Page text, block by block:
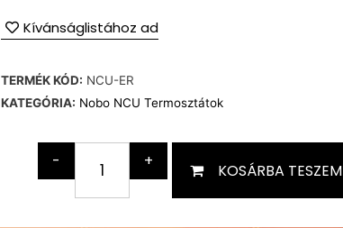
Kívánságlistához ad
TERMÉK KÓD: NCU-ER
KATEGÓRIA: Nobo NCU Termosztátok
- + KOSÁRBA TESZEM